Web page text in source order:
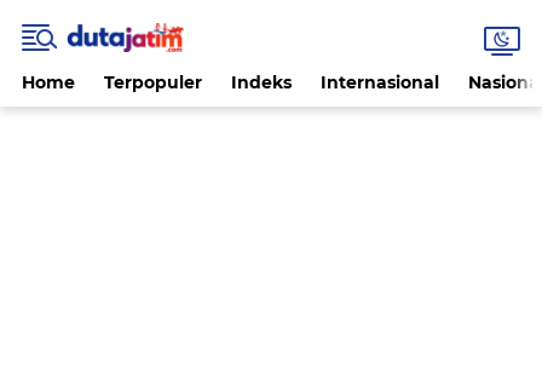
Home Terpopuler Indeks Internasional